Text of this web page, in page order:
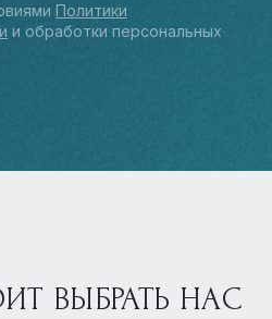
Политики
и обработки персональных
ВЫБРАТЬ НАС